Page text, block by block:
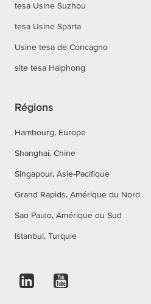
tesa Usine Suzhou
tesa Usine Sparta
Usine tesa de Concagno
site tesa Haiphong
Régions
Hambourg, Europe
Shanghai, Chine
Singapour, Asie-Pacifique
Grand Rapids, Amérique du Nord
Sao Paulo, Amérique du Sud
Istanbul, Turquie